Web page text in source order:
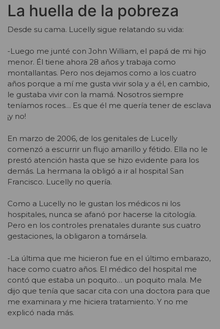
La huella de la pobreza
Desde su cama. Lucelly sigue relatando su vida:
-Luego me junté con John William, el papá de mi hijo
menor. Él tiene ahora 28 años y trabaja como
montallantas. Pero nos dejamos como a los cuatro
años porque a mí me gusta vivir sola y a él, en cambio,
le gustaba vivir con la mamá. Nosotros siempre
teníamos roces… Es que él me quería tener de esclava
¡y no!
En marzo de 2006, de los genitales de Lucelly
comenzó a escurrir un flujo amarillo y fétido. Ella no le
prestó atención hasta que se hizo evidente para los
demás. La hermana la obligó a ir al hospital San
Francisco. Lucelly no quería.
Como a Lucelly no le gustan los médicos ni los
hospitales, nunca se afanó por hacerse la citología.
Pero en los controles prenatales durante sus cuatro
gestaciones, la obligaron a tomársela.
-La última que me hicieron fue en el último embarazo,
hace como cuatro años. El médico del hospital me
contó que estaba un poquito… un poquito mala. Me
dijo que tenía que sacar cita con una doctora para que
me examinara y me hiciera tratamiento. Y no me
explicó nada más.